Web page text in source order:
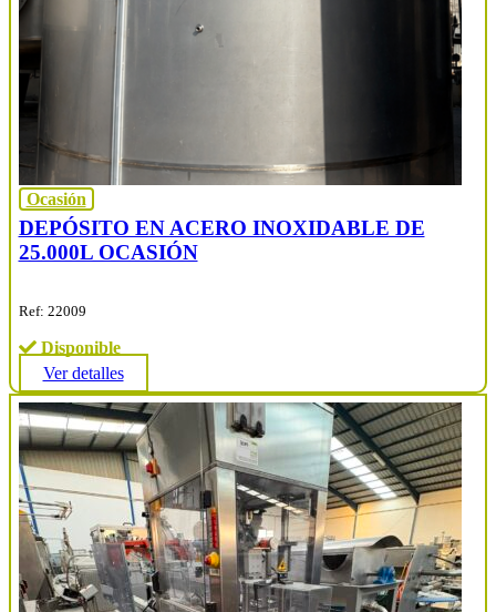
Ocasión
DEPÓSITO EN ACERO INOXIDABLE DE
25.000L OCASIÓN
Ref: 22009
Disponible
Ver detalles